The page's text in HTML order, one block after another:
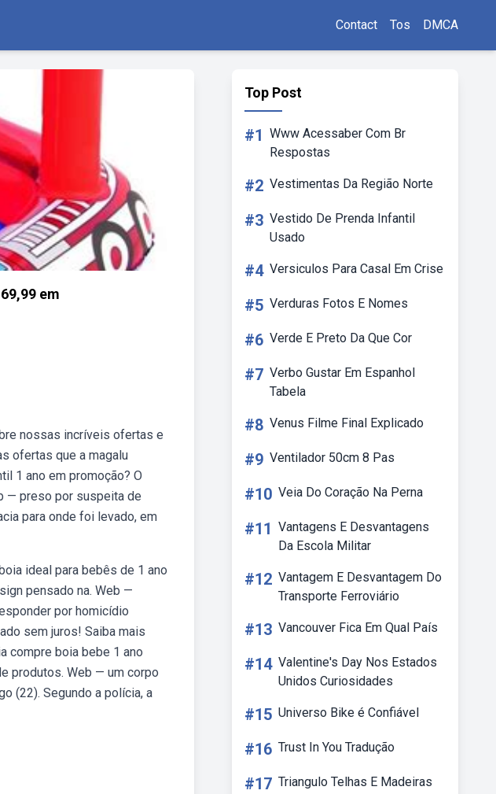
Contact Tos DMCA
em
nossas incríveis ofertas e
ofertas que a magalu
1 ano em promoção? O
— preso por suspeita de
para onde foi levado, em
ideal para bebês de 1 ano
pensado na. Web —
por homicídio
sem juros! Saiba mais
compre boia bebe 1 ano
produtos. Web — um corpo
(22). Segundo a polícia, a
Top Post
#1 Www Acessaber Com Br
Respostas
#2 Vestimentas Da Região Norte
#3 Vestido De Prenda Infantil
Usado
#4 Versiculos Para Casal Em Crise
#5 Verduras Fotos E Nomes
#6 Verde E Preto Da Que Cor
#7 Verbo Gustar Em Espanhol
Tabela
#8 Venus Filme Final Explicado
#9 Ventilador 50cm 8 Pas
#10 Veia Do Coração Na Perna
#11 Vantagens E Desvantagens
Da Escola Militar
#12 Vantagem E Desvantagem Do
Transporte Ferroviário
#13 Vancouver Fica Em Qual País
#14 Valentine's Day Nos Estados
Unidos Curiosidades
#15 Universo Bike é Confiável
#16 Trust In You Tradução
#17 Triangulo Telhas E Madeiras